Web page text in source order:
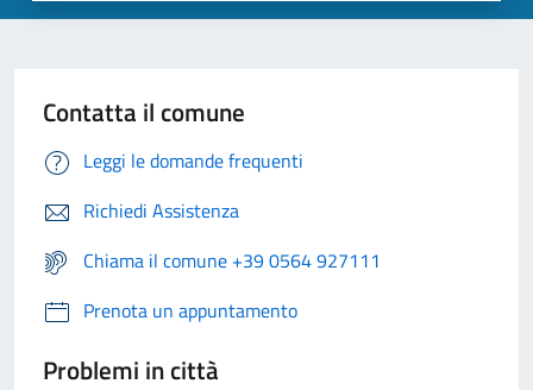
Contatta il comune
Leggi le domande frequenti
Richiedi Assistenza
Chiama il comune +39 0564 927111
Prenota un appuntamento
Problemi in città